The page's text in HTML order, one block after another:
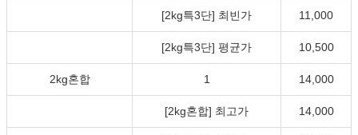
[2kg특3단] 최빈가 11,000
[2kg특3단] 평균가 10,500
2kg혼합 1 14,000
[2kg혼합] 최고가 14,000